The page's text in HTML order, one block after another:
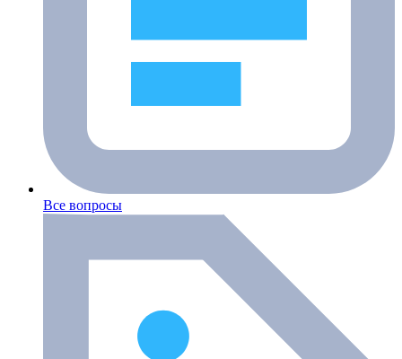
Все вопросы